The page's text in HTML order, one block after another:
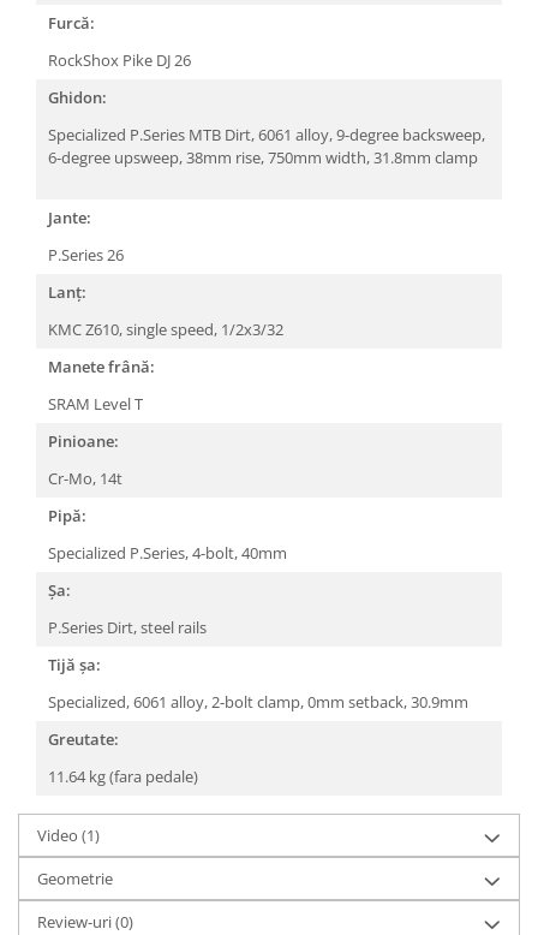
Furcă:
RockShox Pike DJ 26
Ghidon:
Specialized P.Series MTB Dirt, 6061 alloy, 9-degree backsweep,
6-degree upsweep, 38mm rise, 750mm width, 31.8mm clamp
Jante:
P.Series 26
Lanț:
KMC Z610, single speed, 1/2x3/32
Manete frână:
SRAM Level T
Pinioane:
Cr-Mo, 14t
Pipă:
Specialized P.Series, 4-bolt, 40mm
Șa:
P.Series Dirt, steel rails
Tijă șa:
Specialized, 6061 alloy, 2-bolt clamp, 0mm setback, 30.9mm
Greutate:
11.64 kg (fara pedale)
Video (1)
Geometrie
Review-uri(0)